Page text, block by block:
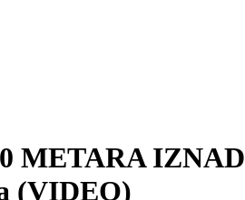
METARA IZNAD
(VIDEO)